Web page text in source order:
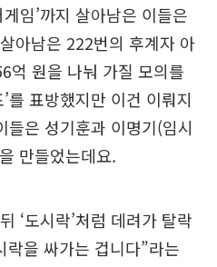
임’까지 살아남은 이들은
아남은 222번의 후계자 아
억 원을 나눠 가질 모의를
를 표방했지만 이건 이뤄지
은 성기훈과 이명기(임시
만들었는데요.
‘도시락’처럼 데려가 탈락
을 싸가는 겁니다”라는